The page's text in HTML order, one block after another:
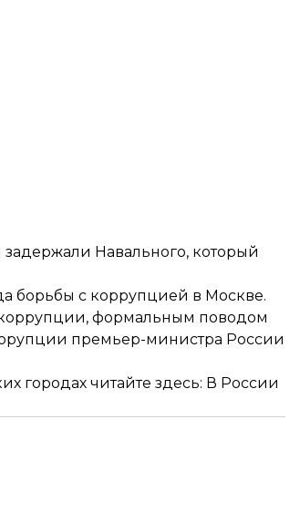
задержали Навального, который
борьбы с коррупцией в Москве.
формальным поводом
премьер-министра России
городах читайте здесь: В России